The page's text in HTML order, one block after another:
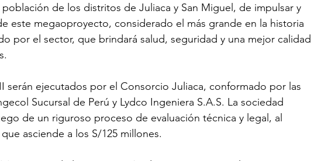
de los distritos de Juliaca y San Miguel, de impulsar y
este megaoproyecto, considerado el más grande en la historia
por el sector, que brindará salud, seguridad y una mejor calidad
serán ejecutados por el Consorcio Juliaca, conformado por las
Sucursal de Perú y Lydco Ingeniera S.A.S. La sociedad
de un riguroso proceso de evaluación técnica y legal, al
asciende a los S/125 millones.